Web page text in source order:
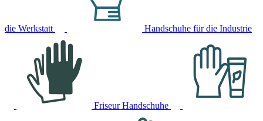
die Werkstatt Handschuhe für die Industrie
Friseur Handschuhe